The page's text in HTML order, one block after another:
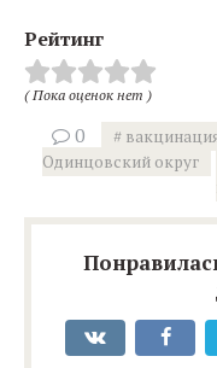
Рейтинг
( Пока оценок нет )
0
Одинцовский округ